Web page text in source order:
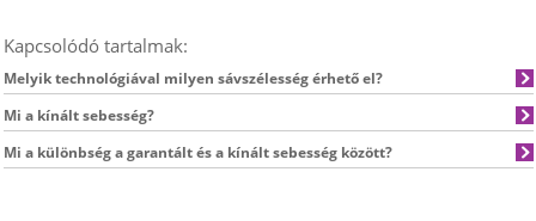
Kapcsolódó tartalmak:
Melyik technológiával milyen sávszélesség érhető el?
Mi a kínált sebesség?
Mi a különbség a garantált és a kínált sebesség között?